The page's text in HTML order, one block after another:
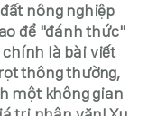
nông nghiệp
để "đánh thức"
là bài viết
thông thường,
một không gian